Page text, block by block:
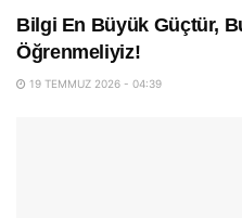
Bilgi En Büyük Güçtür,
Öğrenmeliyiz!
19 TEMMUZ 2026 - 04:39